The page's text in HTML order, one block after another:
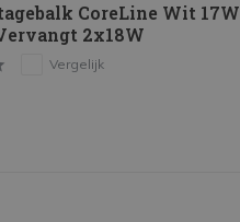
CoreLine Wit
2x18W
Vergelijk